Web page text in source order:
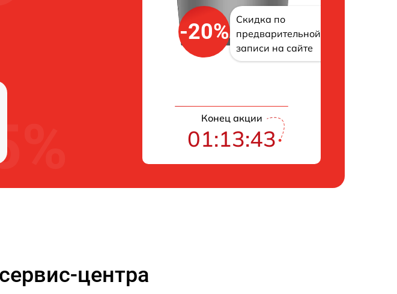
-20%
Скидка по
предварительной
записи на сайте
Конец акции
01:13:42
центра